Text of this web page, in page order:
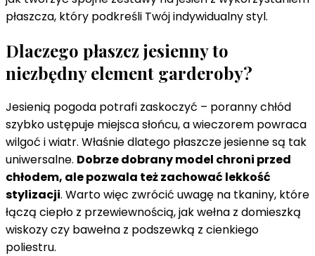
płaszcza, który podkreśli Twój indywidualny styl.
Dlaczego płaszcz jesienny to
niezbędny element garderoby?
Jesienią pogoda potrafi zaskoczyć – poranny chłód
szybko ustępuje miejsca słońcu, a wieczorem powraca
wilgoć i wiatr. Właśnie dlatego płaszcze jesienne są tak
uniwersalne. Dobrze dobrany model chroni przed
chłodem, ale pozwala też zachować lekkość
stylizacji. Warto więc zwrócić uwagę na tkaniny, które
łączą ciepło z przewiewnością, jak wełna z domieszką
wiskozy czy bawełna z podszewką z cienkiego
poliestru.